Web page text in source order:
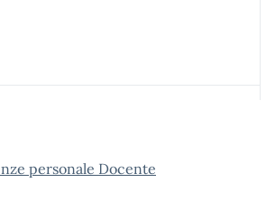
personale Docente